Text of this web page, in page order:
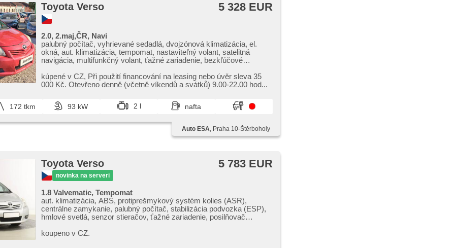
Toyota Verso 5 328 EUR
2.0, 2.maj,ČR, Navi
palubný počítač, vyhrievané sedadlá, dvojzónová klimatizácia, el.
okná, aut. klimatizácia, tempomat, nastaviteľný volant, satelitná
navigácia, multifunkčný volant, ťažné zariadenie, bezkľúčové
posilňovač riadenia, centrál diaľkový, stabilizácia podvozka (ESP),
hmlové svetlá, štartovanie tlačítkom, ABS, isofix, parkovacia kamera,
kúpené v CZ,​ Při použití financování na leasing nebo úvěr sleva 35
000 Kč. Otevřeno denně (včetně víkendů a svátků) 9.00​-22.00 hod...
172 tkm 93 kW 2 l nafta
Auto ESA, Praha 10-Štěrboholy
Toyota Verso
novinka na serveri
5 783 EUR
1.8 Valvematic, Tempomat
aut. klimatizácia, ABS, protiprešmykový systém kolies (ASR),
centrálne zamykanie, palubný počítač, stabilizácia podvozka (ESP),
hmlové svetlá, senzor stieračov, ťažné zariadenie, posilňovač
koupeno v CZ.